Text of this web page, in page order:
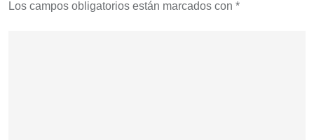
Los campos obligatorios están marcados con *